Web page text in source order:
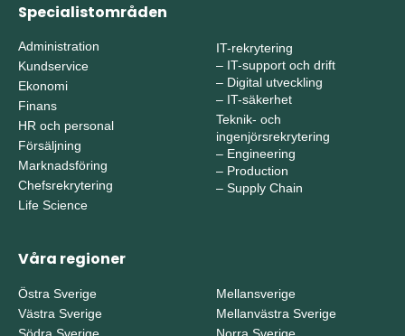
Specialistområden
Administration
Kundservice
Ekonomi
Finans
HR och personal
Försäljning
Marknadsföring
Chefsrekrytering
Life Science
IT-rekrytering
– IT-support och drift
– Digital utveckling
– IT-säkerhet
Teknik- och
ingenjörsrekrytering
– Engineering
– Production
– Supply Chain
Våra regioner
Östra Sverige
Västra Sverige
Södra Sverige
Mellansverige
Mellanvästra Sverige
Norra Sverige